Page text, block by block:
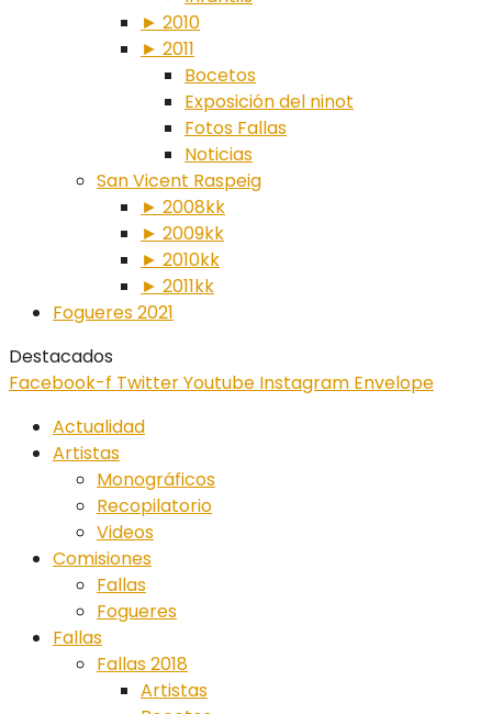
► 2010
► 2011
Bocetos
Exposición del ninot
Fotos Fallas
Noticias
San Vicent Raspeig
► 2008kk
► 2009kk
► 2010kk
► 2011kk
Fogueres 2021
Destacados
Facebook-f TwitterYoutube Instagram Envelope
Actualidad
Artistas
Monográficos
Recopilatorio
Videos
Comisiones
Fallas
Fogueres
Fallas
Fallas 2018
Artistas